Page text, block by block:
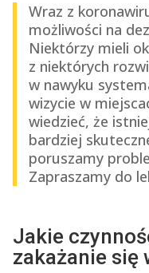
Wraz z
możliwości na
Niektórzy mieli
z niektórych
w nawyku
wizycie w
wiedzieć, że
bardziej
poruszamy
Zapraszamy do
Jakie
zakażanie się